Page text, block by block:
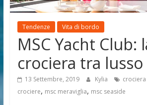
di
viaggio
Tendenze Vita di bordo
MSC Yacht Club:
crociera tra
13 Settembre, 2019 Kylia
crociere, msc meraviglia, msc seaside